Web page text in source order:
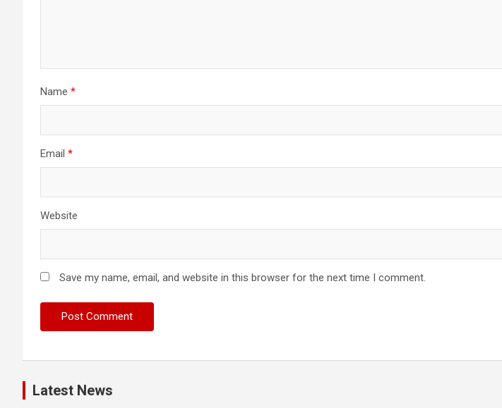
Name *
Email *
Website
Save my name, email, and website in this browser for the next time I comment.
Latest News